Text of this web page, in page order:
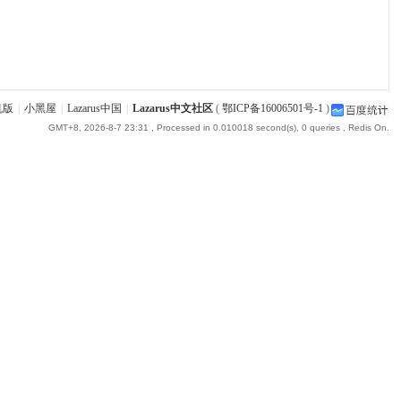
版 小黑屋 Lazarus中国 Lazarus中文社区( 鄂ICP备16006501号-1 )
GMT+8, 2026-8-7 23:31 , Processed in 0.010018 second(s), 0 queries , Redis On.